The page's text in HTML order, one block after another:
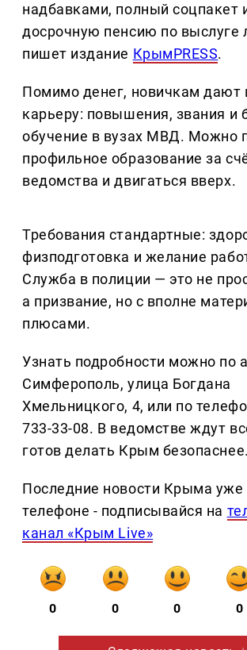
надбавками, полный соцпакет
досрочную пенсию по выслуге
пишет издание КрымPRESS.
Помимо денег, новичкам дают
карьеру: повышения, звания и
обучение в вузах МВД. Можно
профильное образование за
ведомства и двигаться вверх.
Требования стандартные:
физподготовка и желание
Служба в полиции — это не
а призвание, но с вполне
плюсами.
Узнать подробности можно по
Симферополь, улица Богдана
Хмельницкого, 4, или по
733-33-08. В ведомстве ждут
готов делать Крым безопаснее.
Последние новости Крыма уже
телефоне - подписывайся на
канал «Крым Live»
0 0 0 0